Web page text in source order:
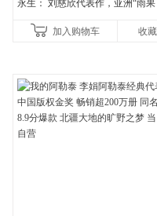
永生： 刘慈欣代表作，亚洲“雨果
小说代表作加入购物车 收藏